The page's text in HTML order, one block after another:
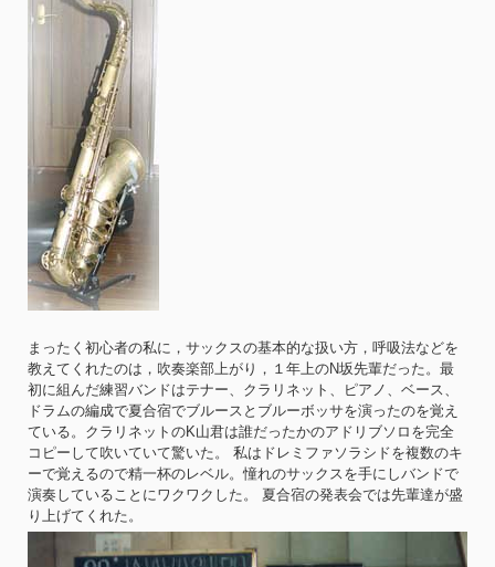
まったく初心者の私に，サックスの基本的な扱い方，呼吸法などを
教えてくれたのは，吹奏楽部上がり，１年上のN坂先輩だった。最
初に組んだ練習バンドはテナー、クラリネット、ピアノ、ベース、
ドラムの編成で夏合宿でブルースとブルーボッサを演ったのを覚え
ている。クラリネットのK山君は誰だったかのアドリブソロを完全
コピーして吹いていて驚いた。 私はドレミファソラシドを複数のキ
ーで覚えるので精一杯のレベル。憧れのサックスを手にしバンドで
演奏していることにワクワクした。 夏合宿の発表会では先輩達が盛
り上げてくれた。